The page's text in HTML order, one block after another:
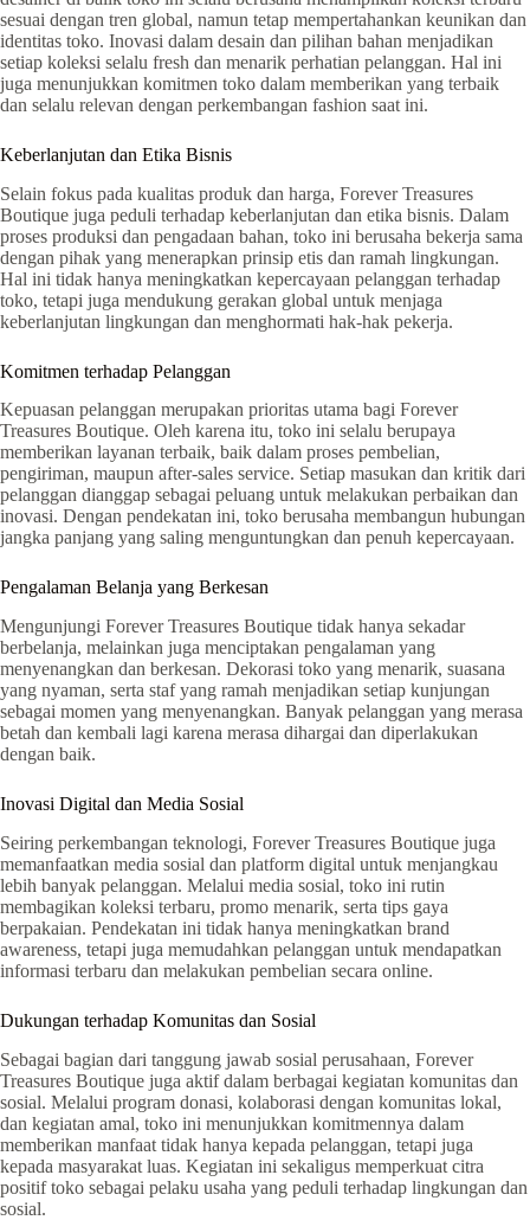
sesuai dengan tren global, namun tetap mempertahankan keunikan dan
identitas toko. Inovasi dalam desain dan pilihan bahan menjadikan
setiap koleksi selalu fresh dan menarik perhatian pelanggan. Hal ini
juga menunjukkan komitmen toko dalam memberikan yang terbaik
dan selalu relevan dengan perkembangan fashion saat ini.
Keberlanjutan dan Etika Bisnis
Selain fokus pada kualitas produk dan harga, Forever Treasures
Boutique juga peduli terhadap keberlanjutan dan etika bisnis. Dalam
proses produksi dan pengadaan bahan, toko ini berusaha bekerja sama
dengan pihak yang menerapkan prinsip etis dan ramah lingkungan.
Hal ini tidak hanya meningkatkan kepercayaan pelanggan terhadap
toko, tetapi juga mendukung gerakan global untuk menjaga
keberlanjutan lingkungan dan menghormati hak-hak pekerja.
Komitmen terhadap Pelanggan
Kepuasan pelanggan merupakan prioritas utama bagi Forever
Treasures Boutique. Oleh karena itu, toko ini selalu berupaya
memberikan layanan terbaik, baik dalam proses pembelian,
pengiriman, maupun after-sales service. Setiap masukan dan kritik dari
pelanggan dianggap sebagai peluang untuk melakukan perbaikan dan
inovasi. Dengan pendekatan ini, toko berusaha membangun hubungan
jangka panjang yang saling menguntungkan dan penuh kepercayaan.
Pengalaman Belanja yang Berkesan
Mengunjungi Forever Treasures Boutique tidak hanya sekadar
berbelanja, melainkan juga menciptakan pengalaman yang
menyenangkan dan berkesan. Dekorasi toko yang menarik, suasana
yang nyaman, serta staf yang ramah menjadikan setiap kunjungan
sebagai momen yang menyenangkan. Banyak pelanggan yang merasa
betah dan kembali lagi karena merasa dihargai dan diperlakukan
dengan baik.
Inovasi Digital dan Media Sosial
Seiring perkembangan teknologi, Forever Treasures Boutique juga
memanfaatkan media sosial dan platform digital untuk menjangkau
lebih banyak pelanggan. Melalui media sosial, toko ini rutin
membagikan koleksi terbaru, promo menarik, serta tips gaya
berpakaian. Pendekatan ini tidak hanya meningkatkan brand
awareness, tetapi juga memudahkan pelanggan untuk mendapatkan
informasi terbaru dan melakukan pembelian secara online.
Dukungan terhadap Komunitas dan Sosial
Sebagai bagian dari tanggung jawab sosial perusahaan, Forever
Treasures Boutique juga aktif dalam berbagai kegiatan komunitas dan
sosial. Melalui program donasi, kolaborasi dengan komunitas lokal,
dan kegiatan amal, toko ini menunjukkan komitmennya dalam
memberikan manfaat tidak hanya kepada pelanggan, tetapi juga
kepada masyarakat luas. Kegiatan ini sekaligus memperkuat citra
positif toko sebagai pelaku usaha yang peduli terhadap lingkungan dan
sosial.